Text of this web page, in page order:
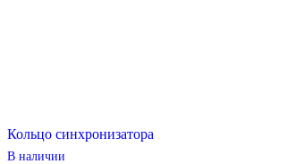
Кольцо синхронизатора
В наличии